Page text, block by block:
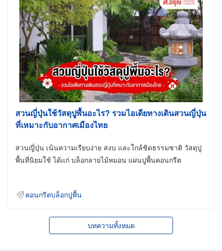
สวนญี่ปุ่นใช้วัสดุปูพื้นอะไร? รวมไอเดียทางเดินสวนญี่ปุ่น
ที่เหมาะกับอากาศเมืองไทย
สวนญี่ปุ่น เน้นความเรียบง่าย สงบ และใกล้ชิดธรรมชาติ วัสดุปู
พื้นที่นิยมใช้ ได้แก่ บล็อกลายไม้หมอน แผ่นปูพื้นคอนกรีต
คอนกรีตบล็อกปูพื้น
บทความทั้งหมด